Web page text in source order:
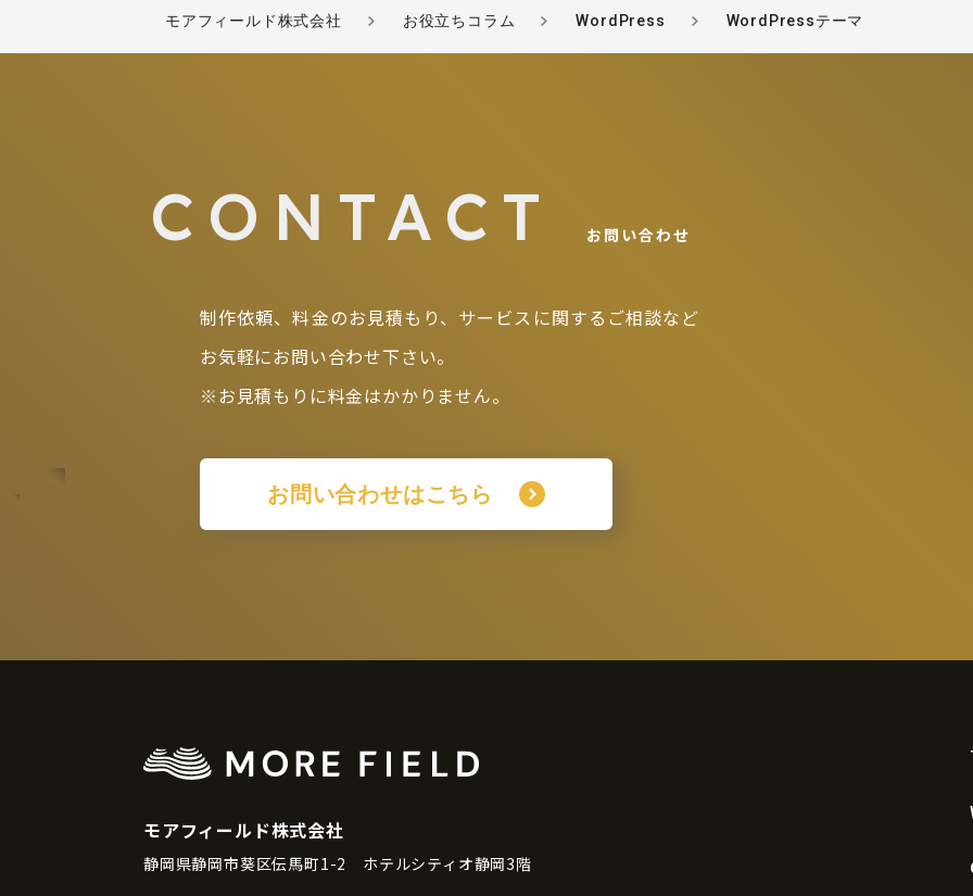
モアフィールド株式会社 お役立ちコラム WordPress WordPressテーマ
CONTACT お問い合わせ
制作依頼、料金のお見積もり、サービスに関するご相談など
お気軽にお問い合わせ下さい。
※お見積もりに料金はかかりません。
お問い合わせはこちら
モアフィールド株式会社
静岡県静岡市葵区伝馬町1-2 ホテルシティオ静岡3階